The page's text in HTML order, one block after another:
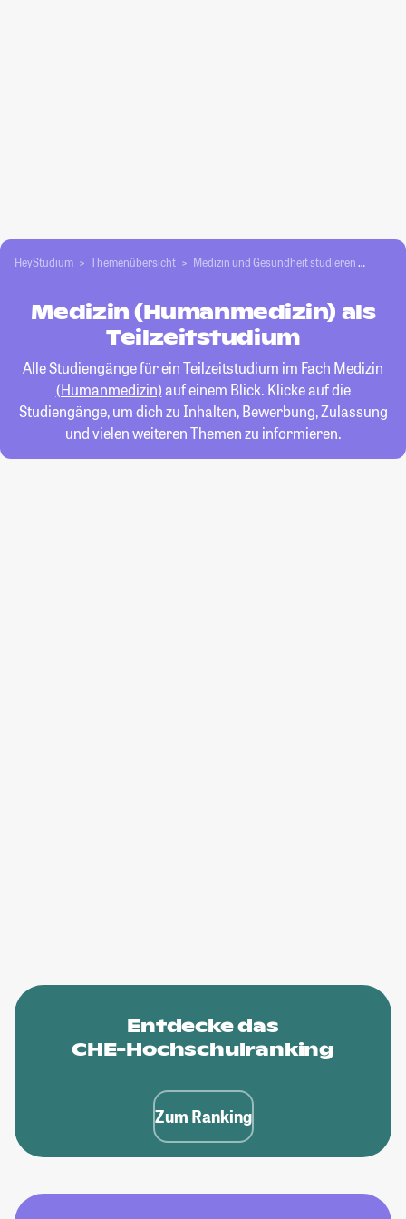
HeyStudium Themenübersicht Medizin und Gesundheit studieren
Medizin (Humanmedizin) als
Teilzeitstudium
Alle Studiengänge für ein Teilzeitstudium im Fach Medizin
(Humanmedizin)auf einem Blick. Klicke auf die
Studiengänge, um dich zu Inhalten, Bewerbung, Zulassung
und vielen weiteren Themen zu informieren.
Entdecke das
CHE-Hochschulranking
Zum Ranking